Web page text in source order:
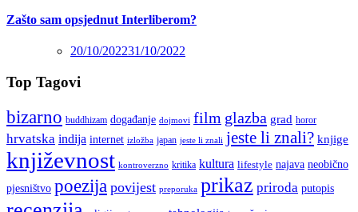
Zašto sam opsjednut Interliberom?
20/10/202231/10/2022
Top Tagovi
bizarno buddhizam događanje dojmovi film glazba grad horor
hrvatska indija internet izložba japan jeste li znali jeste li znali? knjige
književnost kontroverzno kritika kultura lifestyle najava neobično
pjesništvo poezija povijest preporuka prikaz priroda putopis